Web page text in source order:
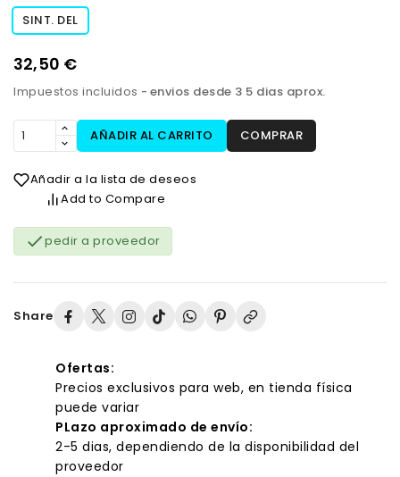
SINT. DEL
32,50 €
Impuestos incluidos envios desde 3 5 dias aprox.
AÑADIR AL CARRITO COMPRAR
Añadir a la lista de deseos
Add to Compare
pedir a proveedor
Share
Ofertas:
Precios exclusivos para web, en tienda física
puede variar
PLazo aproximado de envío:
2-5 dias, dependiendo de la disponibilidad del
proveedor